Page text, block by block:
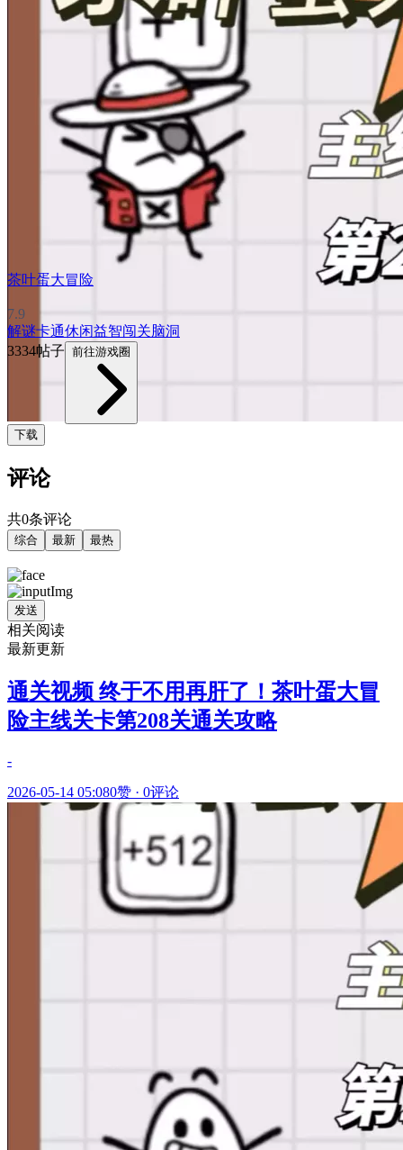
茶叶蛋大冒险
7.9
解谜卡通休闲益智闯关脑洞
3334帖子 前往游戏圈
下载
评论
共0条评论
综合 最新 最热
发送
相关阅读
最新更新
通关视频 终于不用再肝了！茶叶蛋大冒
险主线关卡第208关通关攻略
-
2026-05-14 05:080赞 · 0评论